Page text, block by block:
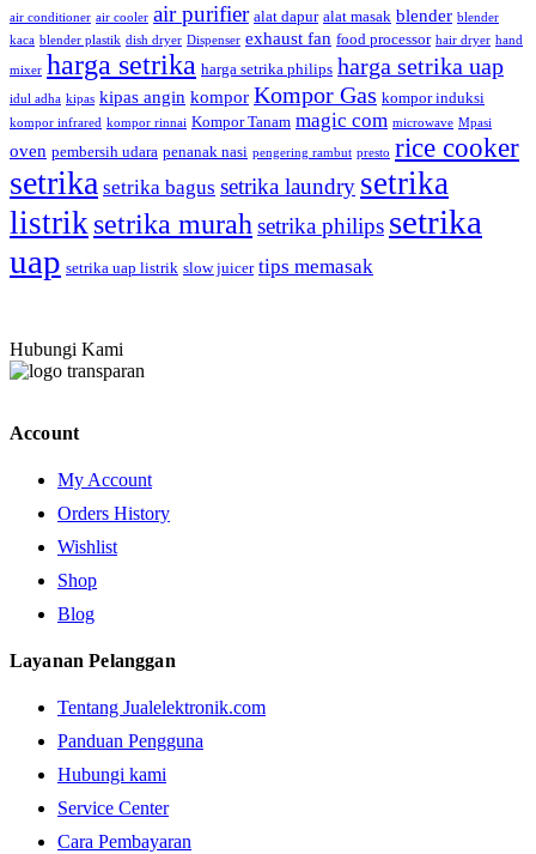
air conditioner air cooler air purifier alat dapur alat masak blender blender
kaca blender plastik dish dryer Dispenser exhaust fan food processor hair dryer hand
mixer harga setrika harga setrika philips harga setrika uap
idul adha kipas kipas angin kompor Kompor Gas kompor induksi
kompor infrared kompor rinnai Kompor Tanam magic com microwave Mpasi
oven pembersih udara penanak nasi pengering rambut presto rice cooker
setrika setrika bagus setrika laundry setrika
listriksetrika murah setrika philips setrika
uap setrika uap listrik slow juicer tips memasak
Hubungi Kami
Account
My Account
Orders History
Wishlist
Shop
Blog
Layanan Pelanggan
Tentang Jualelektronik.com
Panduan Pengguna
Hubungi kami
Service Center
Cara Pembayaran